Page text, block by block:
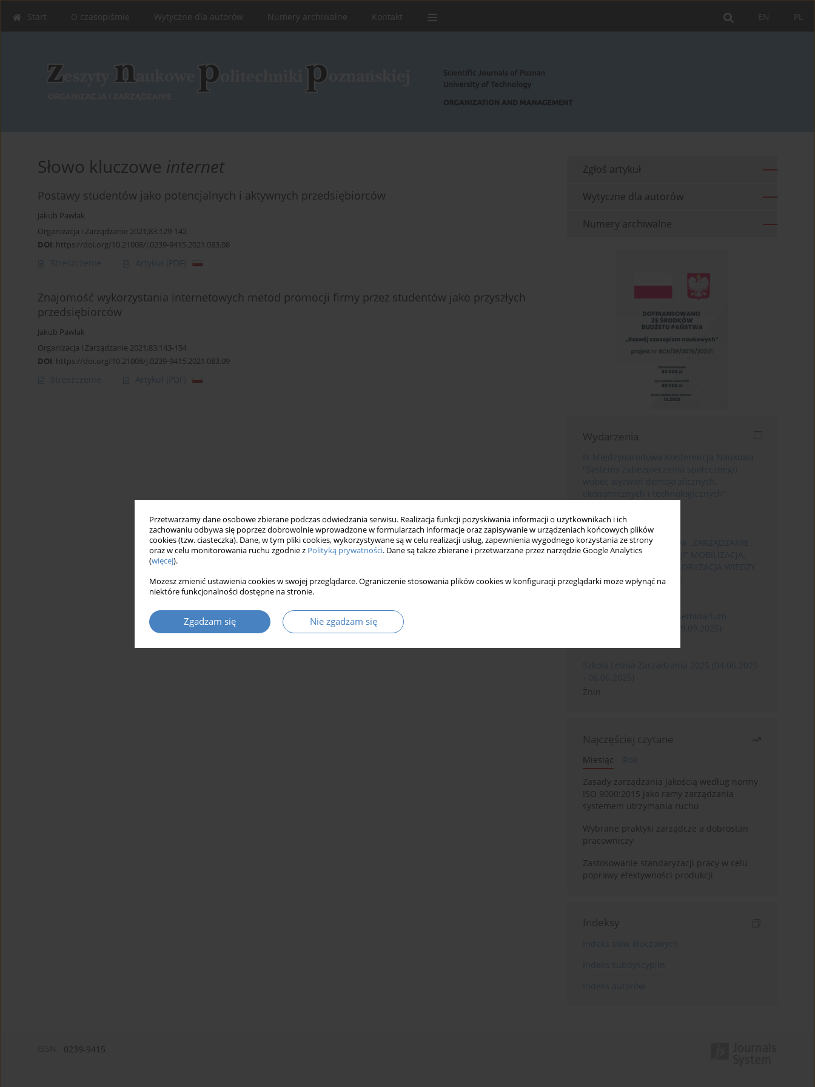
Przetwarzamy dane osobowe zbierane podczas odwiedzania serwisu. Realizacja funkcji pozyskiwania informacji o użytkownikach i ich
zachowaniu odbywa się poprzez dobrowolnie wprowadzone w formularzach informacje oraz zapisywanie w urządzeniach końcowych plików
cookies (tzw. ciasteczka). Dane, w tym pliki cookies, wykorzystywane są w celu realizacji usług, zapewnienia wygodnego korzystania ze strony
oraz w celu monitorowania ruchu zgodnie z Polityką prywatności. Dane są także zbierane i przetwarzane przez narzędzie Google Analytics
(więcej).
Możesz zmienić ustawienia cookies w swojej przeglądarce. Ograniczenie stosowania plików cookies w konfiguracji przeglądarki może wpłynąć na
niektóre funkcjonalności dostępne na stronie.
Zgadzam się Nie zgadzam się
PL
EN
Start O czasopiśmie Wytyczne dla autorów Numery archiwalne Kontakt
Słowo kluczowe internet
Postawy studentów jako potencjalnych i aktywnych przedsiębiorców
Jakub Pawlak
Organizacja i Zarządzanie 2021;83:129-142
DOI: https://doi.org/10.21008/j.0239-9415.2021.083.08
Streszczenie Artykuł (PDF)
Znajomość wykorzystania internetowych metod promocji firmy przez studentów jako przyszłych
przedsiębiorców
Jakub Pawlak
Organizacja i Zarządzanie 2021;83:143-154
DOI: https://doi.org/10.21008/j.0239-9415.2021.083.09
Streszczenie Artykuł (PDF)
Zgłoś artykuł
Wytyczne dla autorów
Numery archiwalne
Wydarzenia
Poznań
XIII Konferencja Naukowa „ZARZĄDZANIE
ROZWOJEM ORGANIZACJI” MOBILIZACJA,
(06.05.2026 - 08.05.2026)
Żnin
Najczęściej czytane
Miesiąc
Zasady zarządzania jakością według normy
ISO 9000:2015 jako ramy zarządzania
systemem utrzymania ruchu
Wybrane praktyki zarządcze a dobrostan
pracowniczy
Zastosowanie standaryzacji pracy w celu
poprawy efektywności produkcji
Indeksy
0239-9415